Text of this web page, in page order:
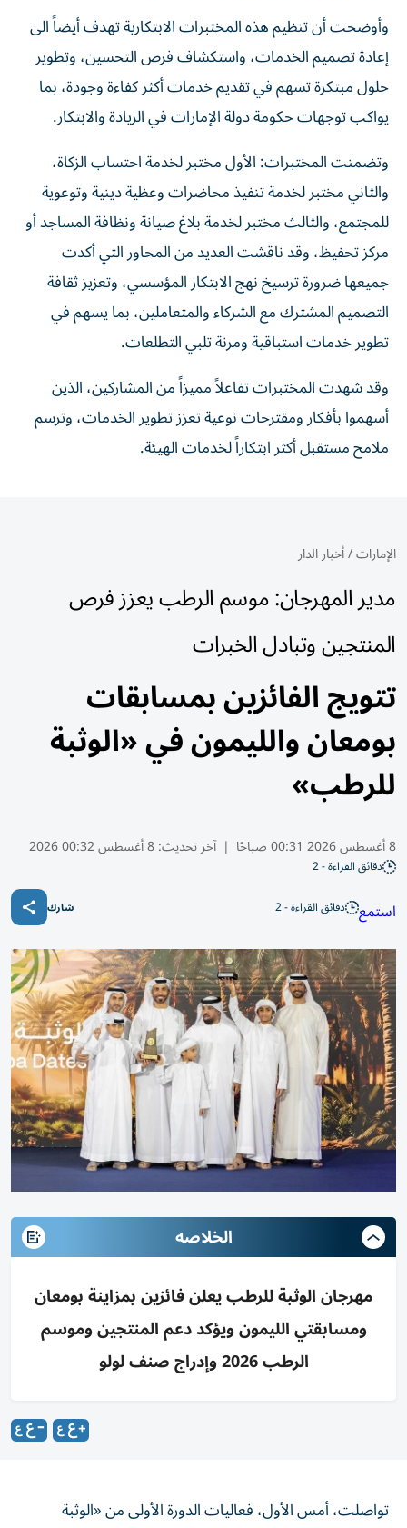
وأوضحت أن تنظيم هذه المختبرات الابتكارية تهدف أيضاً الى
إعادة تصميم الخدمات، واستكشاف فرص التحسين، وتطوير
حلول مبتكرة تسهم في تقديم خدمات أكثر كفاءة وجودة، بما
يواكب توجهات حكومة دولة الإمارات في الريادة والابتكار.
وتضمنت المختبرات: الأول مختبر لخدمة احتساب الزكاة،
والثاني مختبر لخدمة تنفيذ محاضرات وعظية دينية وتوعوية
للمجتمع، والثالث مختبر لخدمة بلاغ صيانة ونظافة المساجد أو
مركز تحفيظ، وقد ناقشت العديد من المحاور التي أكدت
جميعها ضرورة ترسيخ نهج الابتكار المؤسسي، وتعزيز ثقافة
التصميم المشترك مع الشركاء والمتعاملين، بما يسهم في
تطوير خدمات استباقية ومرنة تلبي التطلعات.
وقد شهدت المختبرات تفاعلاً مميزاً من المشاركين، الذين
أسهموا بأفكار ومقترحات نوعية تعزز تطوير الخدمات، وترسم
ملامح مستقبل أكثر ابتكاراً لخدمات الهيئة.
الإمارات/أخبار الدار
مدير المهرجان: موسم الرطب يعزز فرص
المنتجين وتبادل الخبرات
تتويج الفائزين بمسابقات
بومعان والليمون في «الوثبة
للرطب»
8 أغسطس 2026 00:31 صباحًا | آخر تحديث:8 أغسطس 00:32 2026
دقائق القراءة - 2
استمع دقائق القراءة - 2 شارك
الخلاصه
مهرجان الوثبة للرطب يعلن فائزين بمزاينة بومعان
ومسابقتي الليمون ويؤكد دعم المنتجين وموسم
الرطب 2026 وإدراج صنف لولو
تواصلت، أمس الأول، فعاليات الدورة الأولى من «الوثبة